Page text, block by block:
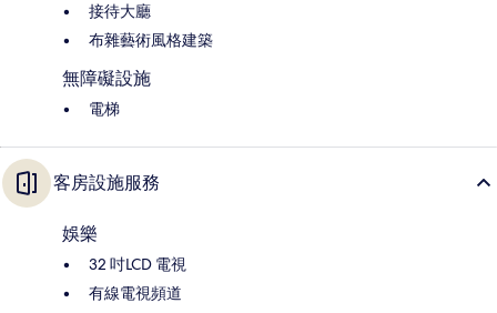
接待大廳
布雜藝術風格建築
無障礙設施
電梯
客房設施服務
娛樂
32 吋LCD 電視
有線電視頻道